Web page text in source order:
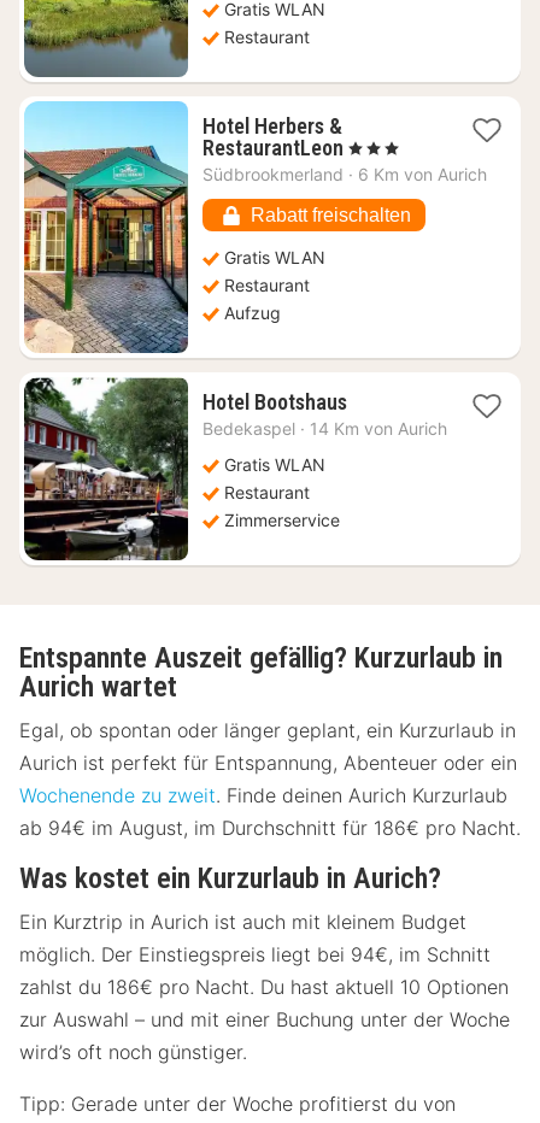
Gratis WLAN
Restaurant
Hotel Herbers &
RestaurantLeon 1
Nacht
112,27
€
, 3 Sterne
Südbrookmerland · 6 Km von Aurich
Rabatt freischalten
Gratis WLAN
Restaurant
Aufzug
Hotel Bootshaus1
Nacht
Bedekaspel · 14 Km von Aurich
Gratis WLAN
Restaurant
Zimmerservice
Entspannte Auszeit gefällig? Kurzurlaub in
Aurich wartet
Egal, ob spontan oder länger geplant, ein Kurzurlaub in
Aurich ist perfekt für Entspannung, Abenteuer oder ein
Wochenende zu zweit. Finde deinen Aurich Kurzurlaub
ab 94€ im August, im Durchschnitt für 186€ pro Nacht.
Was kostet ein Kurzurlaub in Aurich?
Ein Kurztrip in Aurich ist auch mit kleinem Budget
möglich. Der Einstiegspreis liegt bei 94€, im Schnitt
zahlst du 186€ pro Nacht. Du hast aktuell 10 Optionen
zur Auswahl – und mit einer Buchung unter der Woche
wird’s oft noch günstiger.
Tipp: Gerade unter der Woche profitierst du von